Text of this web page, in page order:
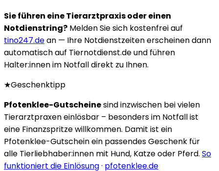
Sie führen eine Tierarztpraxis oder einen
Notdienstring? Melden Sie sich kostenfrei auf
tino247.dean — Ihre Notdienstzeiten erscheinen dann
automatisch auf Tiernotdienst.de und führen
Halter:innen im Notfall direkt zu Ihnen.
★Geschenktipp
Pfotenklee-Gutscheinesind inzwischen bei vielen
Tierarztpraxen einlösbar – besonders im Notfall ist
eine Finanzspritze willkommen. Damit ist ein
Pfotenklee-Gutschein ein passendes Geschenk für
alle Tierliebhaber:innen mit Hund, Katze oder Pferd. So
funktioniert die Einlösung· pfotenklee.de